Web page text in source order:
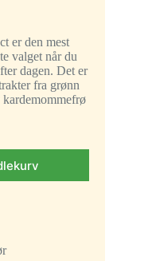
er den mest
valget når du
dagen. Det er
fra grønn
kardemommefrø